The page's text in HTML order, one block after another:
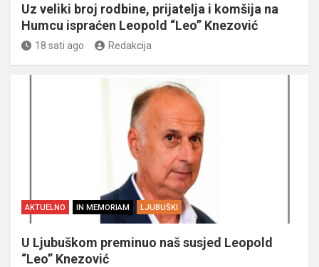
Uz veliki broj rodbine, prijatelja i komšija na
Humcu ispraćen Leopold “Leo” Knezović
18 sati ago Redakcija
AKTUELNO IN MEMORIAM LJUBUŠKI
U Ljubuškom preminuo naš susjed Leopold
“Leo” Knezović